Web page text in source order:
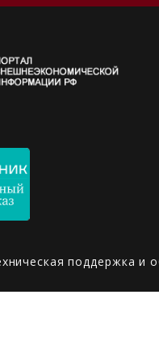
поддержка и